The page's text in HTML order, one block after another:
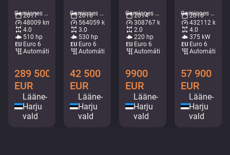
Camiones - Vehiculo en recuperación • M988-9081
2017
48009 km
4.0
510 hp
Euro 6
Automático
289 500
EUR
Lääne-
Harju
vald
Camiones - Gancho de elevación • M025-3669
2016
564059 km
3.0
530 hp
Euro 6
Automático
42 500
EUR
Lääne-
Harju
vald
Camiones - Caja • M607-6068
2014
308767 km
2.0
220 hp
Euro 6
Automático
9900
EUR
Lääne-
Harju
vald
Camiones - Volquete grúa • M571-8434
2016
432112 km
4.0
375 kW
Euro 6
Automático
57 900
EUR
Lääne-
Harju
vald